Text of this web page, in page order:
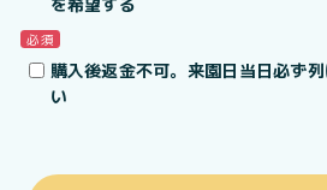
必須
購入後返金不可。来園日当日必ず
い